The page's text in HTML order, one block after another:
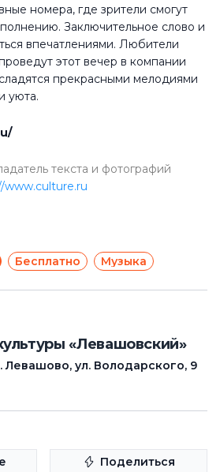
номера, где зрители смогут
Заключительное слово и
впечатлениями. Любители
этот вечер в компании
прекрасными мелодиями
уюта.
текста и фотографий
www.culture.ru
Бесплатно Музыка
«Левашовский»
Левашово, ул. Володарского, 9
Поделиться